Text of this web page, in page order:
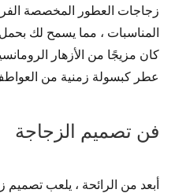
زجاجات العطور المخصصة
المناسبات ، مما يسمح لك
كان مزيجًا من الأزهار
عطر كبسولة زمنية من
فن تصميم الزجاجة
أبعد من الرائحة ، يلعب